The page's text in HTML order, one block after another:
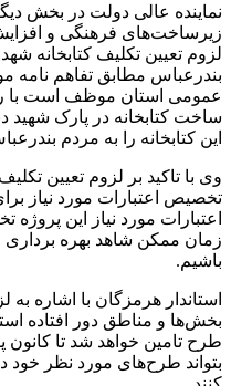
نماینده عالی دولت در بخش
زیرساخت‌های فرهنگی و
لزوم تعیین تکلیف کتابخانه
بندرعباس مطابق تفاهم نامه
عمومی استان موظف است با
ساخت کتابخانه در پارک شهید
این کتابخانه را به مردم
وی با تاکید بر لزوم تعیین
تخصیص اعتبارات مورد نیاز
اعتبارات مورد نیاز این
زمان ممکن شاهد بهره برداری و
باشیم.
استاندار هرمزگان با اشاره
بخش‌ها و مناطق دور افتاده
طرح تامین خواهد شد تا
بتواند طرح‌های مورد نظر خود